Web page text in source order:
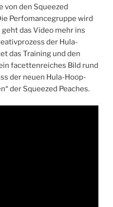
von den Squeezed
Perfomancegruppe wird
das Video mehr ins
der Hula-
das Training und den
facettenreiches Bild rund
der neuen Hula-Hoop-
der Squeezed Peaches.